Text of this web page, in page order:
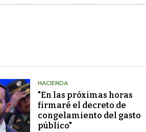
HACIENDA
"En las próximas horas
firmaré el decreto de
congelamiento del gasto
público"